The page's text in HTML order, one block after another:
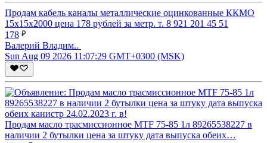
Продам кабель каналы металлические оцинкованные ККМО
15х15х2000 цена 178 рублей за метр. т. 8 921 201 45 51
178
Валерий Владим..
Sun Aug 09 2026 11:07:29 GMT+0300 (MSK)
Продам масло трасмиссионное MTF 75-85 1л 89265538227 в
наличии 2 бутылки цена за штуку дата выпуска обеих…